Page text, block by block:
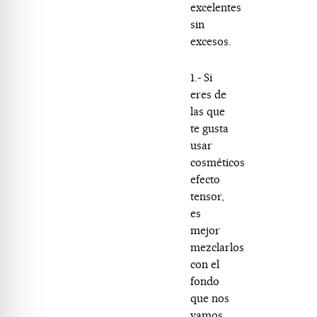
excelentes
sin
excesos.
1.- Si
eres de
las que
te gusta
usar
cosméticos
efecto
tensor,
es
mejor
mezclarlos
con el
fondo
que nos